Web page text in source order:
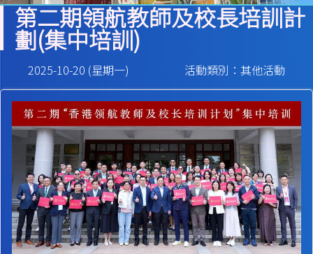
第二期領航教師及校長培訓計
劃(集中培訓)
2025-10-20 (星期一) 活動類別：其他活動